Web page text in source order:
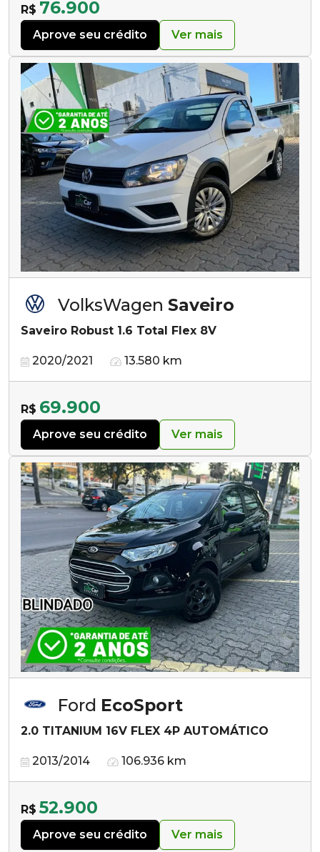
R$ 76.900
Aprove seu crédito Ver mais
VolksWagen Saveiro
Saveiro Robust 1.6 Total Flex 8V
2020/2021 13.580 km
R$ 69.900
Aprove seu crédito Ver mais
Ford EcoSport
2.0 TITANIUM 16V FLEX 4P AUTOMÁTICO
2013/2014 106.936 km
R$ 52.900
Aprove seu crédito Ver mais